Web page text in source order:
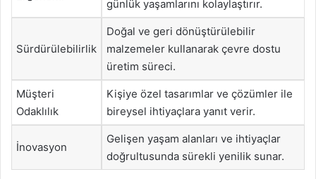
günlük yaşamlarını kolaylaştırır.
Sürdürülebilirlik
Doğal ve geri dönüştürülebilir
malzemeler kullanarak çevre dostu
üretim süreci.
Müşteri
Odaklılık
Kişiye özel tasarımlar ve çözümler ile
bireysel ihtiyaçlara yanıt verir.
İnovasyon
Gelişen yaşam alanları ve ihtiyaçlar
doğrultusunda sürekli yenilik sunar.